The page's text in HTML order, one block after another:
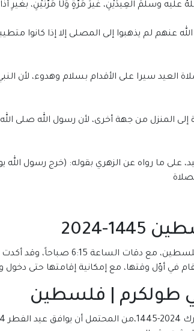
وسلَّمَ العِيدَيْنِ، غيرَ مَرَّةٍ وَلَا مَرَّتَيْنِ، بغيرِ
عنهم لم يذهبوا إلى المصلى إلا إذا كانوا
العيد سيرا على الأقدام بسلام وهدوء، لأن
المنزل من جهة أخرى، لأن رسول الله صلى
ما رواه عن الزهري بقوله: (خرج رسول الله
2024
من المقرر أن يدخل توقيت صلاة عيد